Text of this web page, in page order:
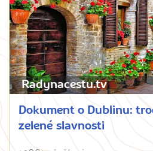
Radynacestu.tv
Dokument o Dublinu:
zelené slavnosti